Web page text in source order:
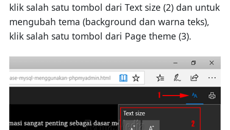
klik salah satu tombol dari Text size (2) dan untuk
mengubah tema (background dan warna teks),
klik salah satu tombol dari Page theme (3).